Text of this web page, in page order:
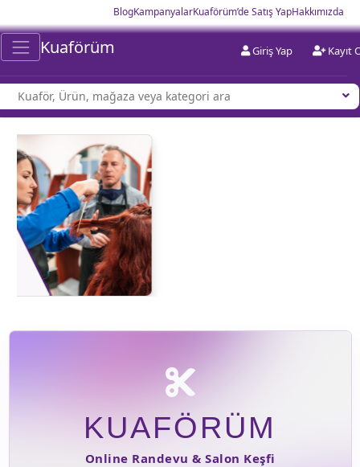
BlogKampanyalarKuaförüm’de Satış YapHakkımızda
Kuaförüm Giriş Yap Kayıt
KUAFÖRÜM
Online Randevu & Salon Keşfi